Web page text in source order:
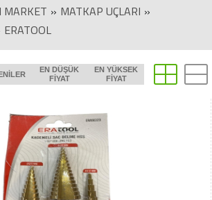
MARKET » MATKAP UÇLARI »
ERATOOL
EN DÜŞÜK
FIYAT
EN YÜKSEK
FIYAT